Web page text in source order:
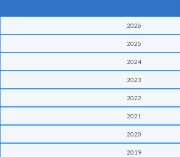
2026
2025
2024
2023
2022
2021
2020
2019